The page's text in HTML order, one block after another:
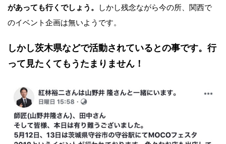
があっても行くでしょう。
しかし残念ながら今の所、関西で
のイベント企画は無いようです。
しかし茨木県などで活動されているとの事です。 行
って見たくてもうたまりません！